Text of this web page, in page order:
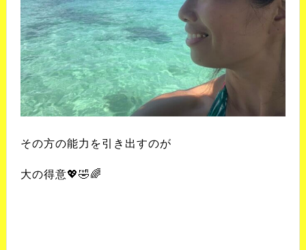
その方の能力を引き出すのが
大の得意💖🤣🌈